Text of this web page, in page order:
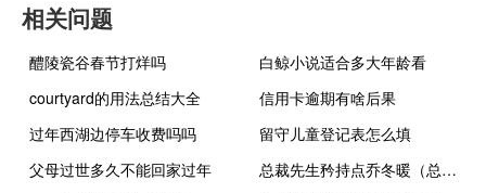
相关问题
醴陵瓷谷春节打烊吗
白鲸小说适合多大年龄看
courtyard的用法总结大全
信用卡逾期有啥后果
过年西湖边停车收费吗吗
留守儿童登记表怎么填
父母过世多久不能回家过年
总裁先生矜持点乔冬暖（总裁先生矜持点）